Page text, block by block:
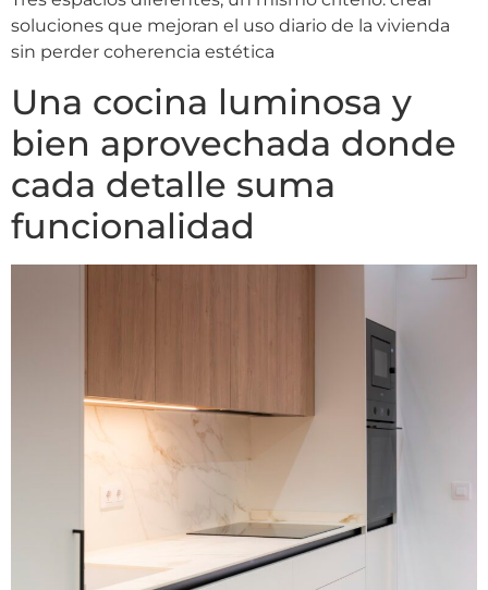
soluciones que mejoran el uso diario de la vivienda
sin perder coherencia estética
Una cocina luminosa y
bien aprovechada donde
cada detalle suma
funcionalidad